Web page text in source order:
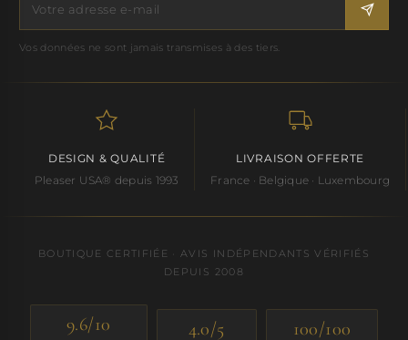
Vos données ne sont jamais transmises à des tiers.
DESIGN & QUALITÉ
Pleaser USA® depuis 1993
LIVRAISON OFFERTE
France · Belgique · Luxembourg
BOUTIQUE CERTIFIÉE · AVIS INDÉPENDANTS VÉRIFIÉS
DEPUIS 2008
9.6/10 4.0/5 100/100